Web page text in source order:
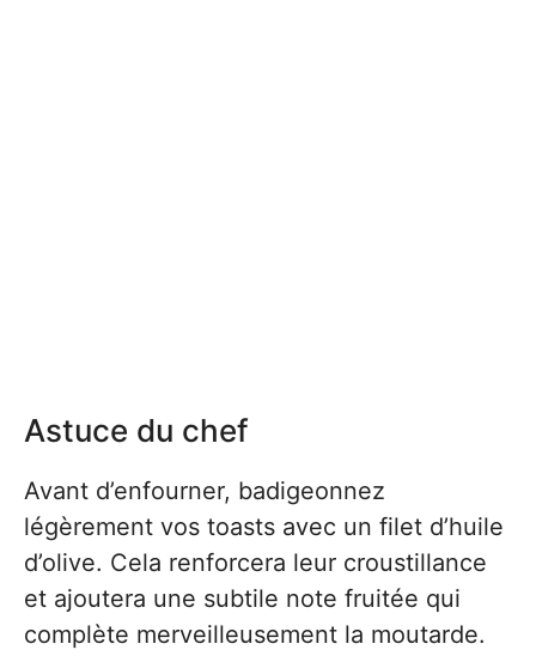
Astuce du chef
Avant d’enfourner, badigeonnez
légèrement vos toasts avec un filet d’huile
d’olive. Cela renforcera leur croustillance
et ajoutera une subtile note fruitée qui
complète merveilleusement la moutarde.